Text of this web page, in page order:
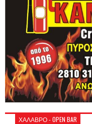
ΧΑΛΑΒΡΟ - OPEN BAR